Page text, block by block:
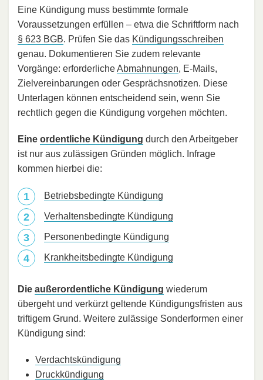
Eine Kündigung muss bestimmte formale
Voraussetzungen erfüllen – etwa die Schriftform nach
§ 623 BGB. Prüfen Sie das Kündigungsschreiben
genau. Dokumentieren Sie zudem relevante
Vorgänge: erforderlicheAbmahnungen, E-Mails,
Zielvereinbarungen oder Gesprächsnotizen. Diese
Unterlagen können entscheidend sein, wenn Sie
rechtlich gegen die Kündigung vorgehen möchten.
Eine ordentliche Kündigung durch den Arbeitgeber
ist nur aus zulässigen Gründen möglich. Infrage
kommen hierbei die:
Betriebsbedingte Kündigung
Verhaltensbedingte Kündigung
Personenbedingte Kündigung
Krankheitsbedingte Kündigung
Die außerordentliche Kündigung wiederum
übergeht und verkürzt geltende Kündigungsfristen aus
triftigem Grund. Weitere zulässige Sonderformen einer
Kündigung sind:
Verdachtskündigung
Druckkündigung